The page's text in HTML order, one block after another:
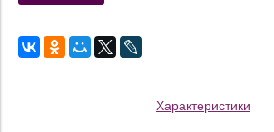
Характеристики